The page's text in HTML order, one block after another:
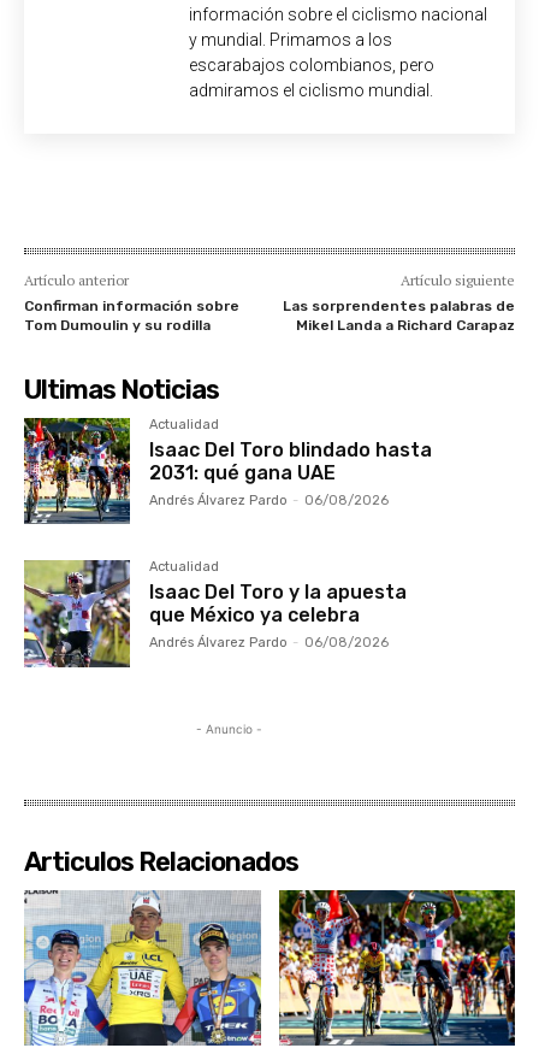
información sobre el ciclismo nacional
y mundial. Primamos a los
escarabajos colombianos, pero
admiramos el ciclismo mundial.
Artículo anterior
Confirman información sobre
Tom Dumoulin y su rodilla
Artículo siguiente
Las sorprendentes palabras de
Mikel Landa a Richard Carapaz
Ultimas Noticias
Actualidad
Isaac Del Toro blindado hasta
2031: qué gana UAE
Andrés Álvarez Pardo - 06/08/2026
Actualidad
Isaac Del Toro y la apuesta
que México ya celebra
Andrés Álvarez Pardo - 06/08/2026
- Anuncio -
Articulos Relacionados